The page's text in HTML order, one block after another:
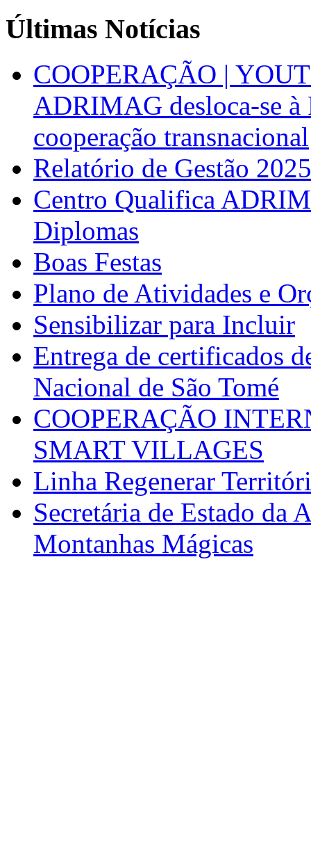
Últimas Notícias
COOPERAÇÃO |
ADRIMAG desloca-se
cooperação transnacional
Relatório de Gestão 2025
Centro Qualifica
Diplomas
Boas Festas
Plano de Atividades e
Sensibilizar para Incluir
Entrega de certificados
Nacional de São Tomé
COOPERAÇÃO
SMART VILLAGES
Linha Regenerar
Secretária de Estado da
Montanhas Mágicas